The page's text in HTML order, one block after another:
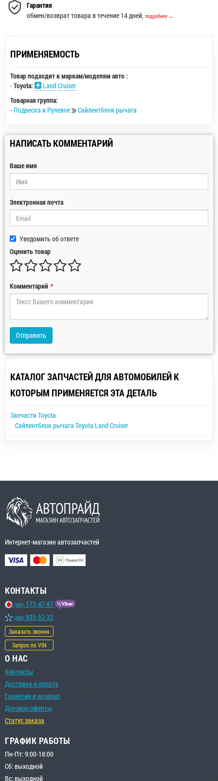
Гарантия
обмен/возврат товара в течение 14 дней, подробнее →
ПРИМЕНЯЕМОСТЬ
Товар подходит к маркам/моделям авто :
-Toyota:
Land Cruiser
Товарная группа:
- Подвеска и Рулевое Сайлентблок рычага
НАПИСАТЬ КОММЕНТАРИЙ
Ваше имя
Электронная почта
Уведомить об ответе
Оценить товар
Комментарий *
Отправить
КАТАЛОГ ЗАПЧАСТЕЙ ДЛЯ АВТОМОБИЛЕЙ К
КОТОРЫМ ПРИМЕНЯЕТСЯ ЭТА ДЕТАЛЬ
Запчасти Toyota
Сайлентблок рычага Toyota Land Cruiser
Интернет-магазин автозапчастей
КОНТАКТЫ
(099) 175-47-87
(068) 935-52-32
Заказать звонок
Запрос по VIN
О НАС
Контакты
Доставка и оплата
Гарантии и возврат
Договор оферты
Статус заказа
ГРАФИК РАБОТЫ
Пн-Пт: 9:00-18:00
Сб: выходной
Вс: выходной